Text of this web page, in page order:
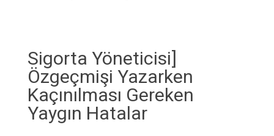
Sigorta Yöneticisi]
Özgeçmişi Yazarken
Kaçınılması Gereken
Yaygın Hatalar